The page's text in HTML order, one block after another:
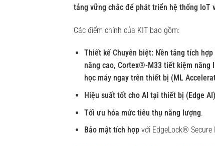
tảng vững chắc để phát triển hệ thống IoT
Các điểm chính của KIT bao gồm:
Thiết kế Chuyên biệt: Nền tảng tích
năng cao, Cortex®-M33 tiết kiệm năng
học máy ngay trên thiết bị (ML
Hiệu suất tốt cho AI tại thiết bị (Edge AI)
Tối ưu hóa mức tiêu thụ năng lượng.
Bảo mật tích hợpvới EdgeLock® Secure